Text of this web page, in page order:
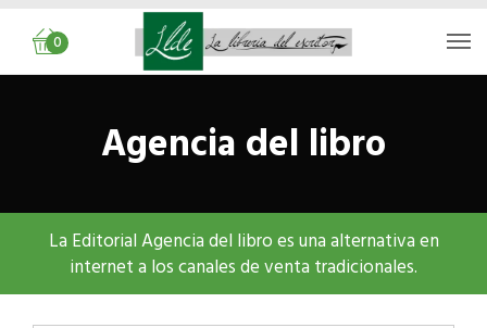
0
Agencia del libro
La Editorial Agencia del libro es una alternativa en
internet a los canales de venta tradicionales.